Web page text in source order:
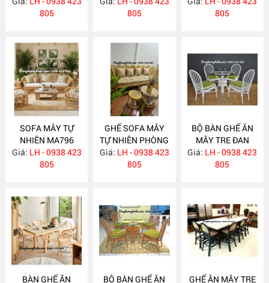
MA799
805
805
805
SOFA MÂY TỰ
NHIÊN MA796
Giá: LH - 0938 423
805
GHẾ SOFA MÂY
TỰ NHIÊN PHÒNG
KHÁCH MA795
Giá: LH - 0938 423
805
BỘ BÀN GHẾ ĂN
MÂY TRE ĐAN
MA784
Giá: LH - 0938 423
805
BÀN GHẾ ĂN
BỘ BÀN GHẾ ĂN
GHẾ ĂN MÂY TRE